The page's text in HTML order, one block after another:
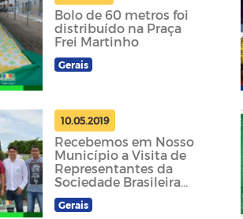
Bolo de 60 metros foi
distribuído na Praça
Frei Martinho
Gerais
10.05.2019
Recebemos em Nosso
Município a Visita de
Representantes da
Sociedade Brasileira
de Arborização
Urbana.
Gerais